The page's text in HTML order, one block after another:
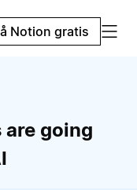
Notion gratis
going